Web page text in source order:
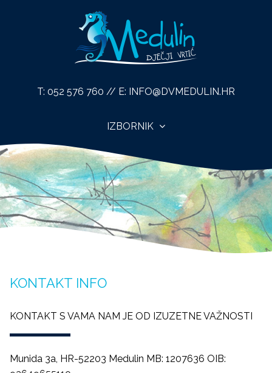
T: 052 576 760 // E: INFO@DVMEDULIN.HR
IZBORNIK
KONTAKT INFO
KONTAKT S VAMA NAM JE OD IZUZETNE VAŽNOSTI
Munida 3a, HR-52203 Medulin MB: 1207636 OIB: